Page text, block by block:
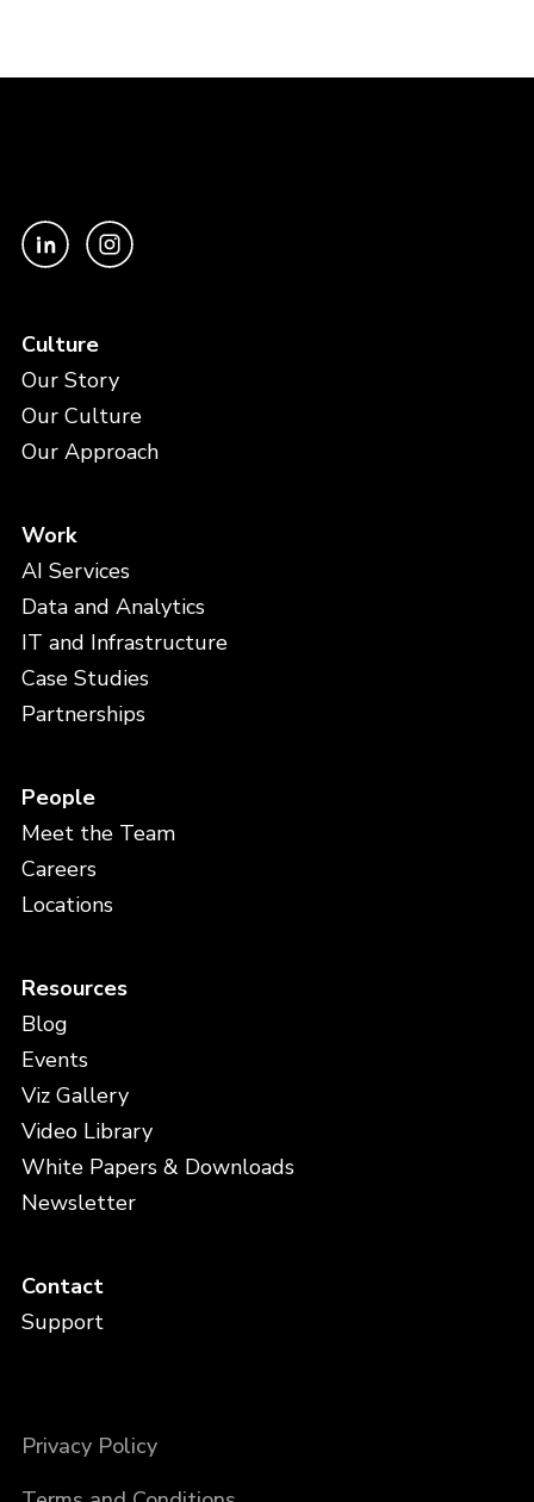
Culture
Our Story
Our Culture
Our Approach
Work
AI Services
Data and Analytics
IT and Infrastructure
Case Studies
Partnerships
People
Meet the Team
Careers
Locations
Resources
Blog
Events
Viz Gallery
Video Library
White Papers & Downloads
Newsletter
Contact
Support
Privacy Policy